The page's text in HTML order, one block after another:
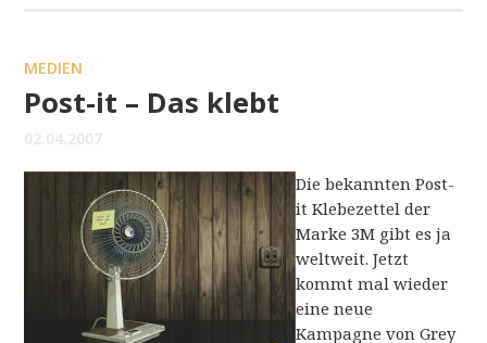
MEDIEN
Post-it – Das klebt
02.04.2007
Die bekannten Post-
it Klebezettel der
Marke 3M gibt es ja
weltweit. Jetzt
kommt mal wieder
eine neue
Kampagne von Grey